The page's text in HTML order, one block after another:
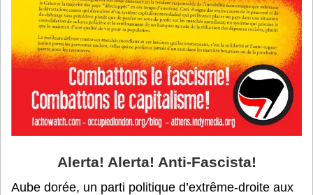
Alerta! Alerta! Anti-Fascista!
Aube dorée, un parti politique d’extrême-droite aux